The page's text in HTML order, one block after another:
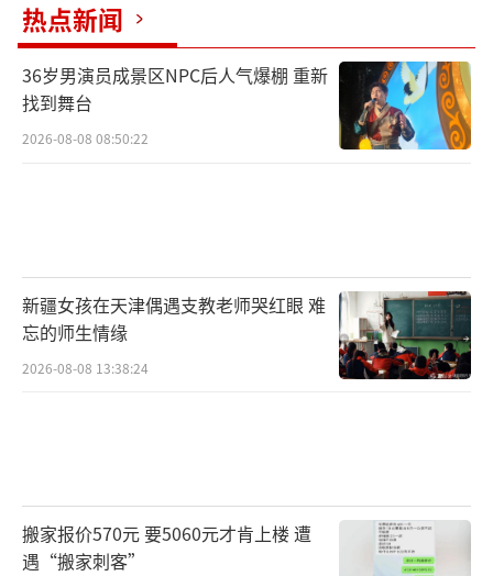
警惕，及时断开连接并检查设备。将设备
的“可见性”关闭或设置为“仅限已配对的设
备”，即便蓝牙在后台运行，过路的陌生设备
也扫描不到，能大大降低被攻击概率。（责任编
热点新闻
36岁男演员成景区NPC后人气爆棚 重新
找到舞台
2026-08-08 08:50:22
新疆女孩在天津偶遇支教老师哭红眼 难
忘的师生情缘
2026-08-08 13:38:24
搬家报价570元 要5060元才肯上楼 遭
遇“搬家刺客”